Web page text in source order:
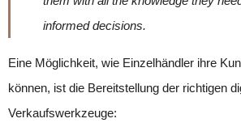
informed decisions.
Eine Möglichkeit, wie Einzelhändler ihre
können, ist die Bereitstellung der richtigen
Verkaufswerkzeuge: